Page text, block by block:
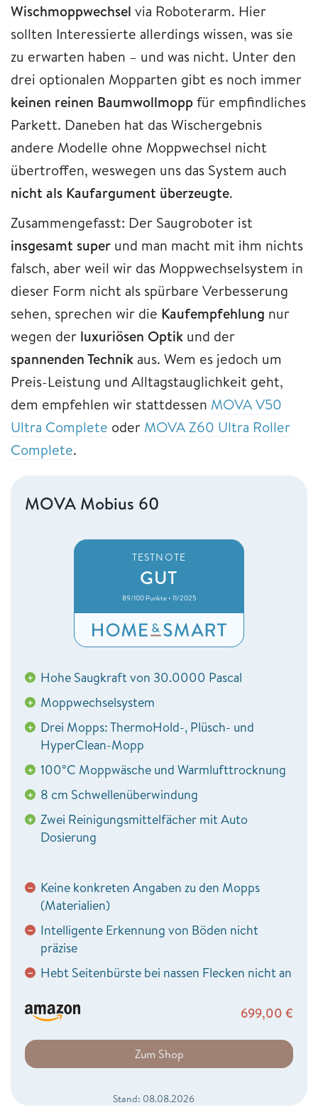
Wischmoppwechsel via Roboterarm. Hier
sollten Interessierte allerdings wissen, was sie
zu erwarten haben – und was nicht. Unter den
drei optionalen Mopparten gibt es noch immer
keinen reinen Baumwollmoppfür empfindliches
Parkett. Daneben hat das Wischergebnis
andere Modelle ohne Moppwechsel nicht
übertroffen, weswegen uns das System auch
nicht als Kaufargument überzeugte.
Zusammengefasst: Der Saugroboter ist
insgesamt super und man macht mit ihm nichts
falsch, aber weil wir das Moppwechselsystem in
dieser Form nicht als spürbare Verbesserung
sehen, sprechen wir die Kaufempfehlung nur
wegen der luxuriösen Optik und der
spannenden Technik aus. Wem es jedoch um
Preis-Leistung und Alltagstauglichkeit geht,
dem empfehlen wir stattdessen MOVA V50
Ultra Complete oder MOVA Z60 Ultra Roller
Complete.
MOVA Mobius 60
TESTNOTE
GUT
89/100 Punkte • 11/2025
+ Hohe Saugkraft von 30.0000 Pascal
+ Moppwechselsystem
+ Drei Mopps: ThermoHold-, Plüsch- und
HyperClean-Mopp
+ 100°C Moppwäsche und Warmlufttrocknung
+ 8 cm Schwellenüberwindung
+ Zwei Reinigungsmittelfächer mit Auto
Dosierung
− Keine konkreten Angaben zu den Mopps
(Materialien)
− Intelligente Erkennung von Böden nicht
präzise
− Hebt Seitenbürste bei nassen Flecken nicht an
699,00 €
Zum Shop
Stand: 08.08.2026